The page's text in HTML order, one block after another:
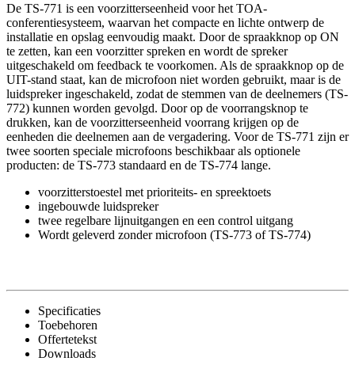
De TS-771 is een voorzitterseenheid voor het TOA-
conferentiesysteem, waarvan het compacte en lichte ontwerp de
installatie en opslag eenvoudig maakt. Door de spraakknop op ON
te zetten, kan een voorzitter spreken en wordt de spreker
uitgeschakeld om feedback te voorkomen. Als de spraakknop op de
UIT-stand staat, kan de microfoon niet worden gebruikt, maar is de
luidspreker ingeschakeld, zodat de stemmen van de deelnemers (TS-
772) kunnen worden gevolgd. Door op de voorrangsknop te
drukken, kan de voorzitterseenheid voorrang krijgen op de
eenheden die deelnemen aan de vergadering. Voor de TS-771 zijn er
twee soorten speciale microfoons beschikbaar als optionele
producten: de TS-773 standaard en de TS-774 lange.
voorzitterstoestel met prioriteits- en spreektoets
ingebouwde luidspreker
twee regelbare lijnuitgangen en een control uitgang
Wordt geleverd zonder microfoon (TS-773 of TS-774)
Specificaties
Toebehoren
Offertetekst
Downloads